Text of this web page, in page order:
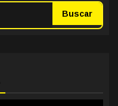
Buscar